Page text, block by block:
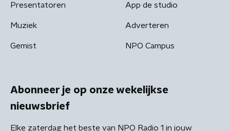
Presentatoren
Muziek
Gemist
App de studio
Adverteren
NPO Campus
Abonneer je op onze wekelijkse
nieuwsbrief
Elke zaterdag het beste van NPO Radio 1 in jouw